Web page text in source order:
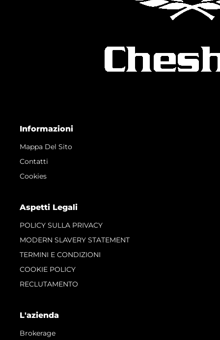
Informazioni
Mappa Del Sito
Contatti
Cookies
Aspetti Legali
POLICY SULLA PRIVACY
MODERN SLAVERY STATEMENT
TERMINI E CONDIZIONI
COOKIE POLICY
RECLUTAMENTO
L'azienda
Brokerage